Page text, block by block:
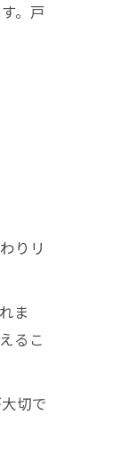
。戸
りリ
ま
るこ
切で